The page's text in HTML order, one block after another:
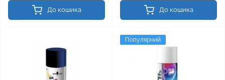
До кошика До кошика
Популярний